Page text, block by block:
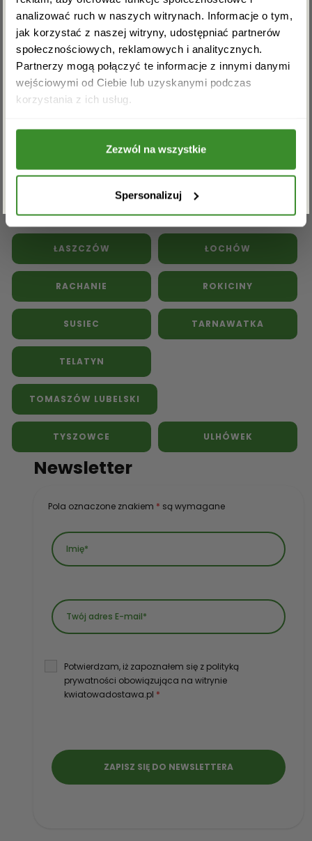
analizować ruch w naszych witrynach. Informacje o tym,
jak korzystać z naszej witryny, udostępniać partnerów
społecznościowych, reklamowych i analitycznych.
Partnerzy mogą połączyć te informacje z innymi danymi
wejściowymi od Ciebie lub uzyskanymi podczas
korzystania z ich usług.
Zezwól na wszystkie
Spersonalizuj
Kwiaty doniczkowe Kwiaty na pogrzeb
Inne kwiaciarnie w powiecie
tomaszowskim:
BEŁŻEC
KRYNICE LUBOCHNIA
ŁASZCZÓW ŁOCHÓW
RACHANIE ROKICINY
SUSIEC TARNAWATKA
TELATYN
TOMASZÓW LUBELSKI
TYSZOWCE ULHÓWEK
Newsletter
Pola oznaczone znakiem * są wymagane
Potwierdzam, iż zapoznałem się z polityką
prywatności obowiązująca na witrynie
kwiatowadostawa.pl *
Akceptuję regulamin i wyrażam zgodę na
przetwarzanie powyższych danych osobowych
ZAPISZ SIĘ